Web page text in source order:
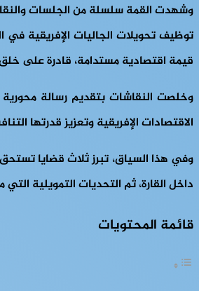
وشهدت القمة سلسلة من الجلسات
توظيف تحويلات الجاليات الإفريقية في
قيمة اقتصادية مستدامة، قادرة على خلق
وخلصت النقاشات بتقديم رسالة محورية
الاقتصادات الإفريقية وتعزيز قدرتها
وفي هذا السياق، تبرز ثلاث قضايا
داخل القارة، ثم التحديات التمويلية
قائمة المحتويات